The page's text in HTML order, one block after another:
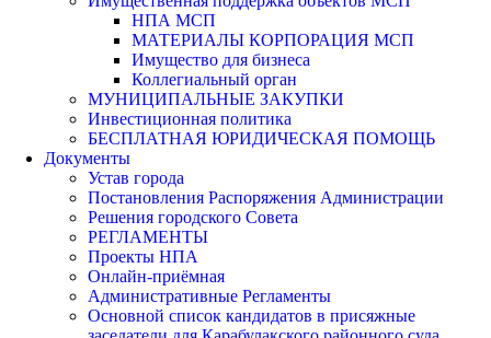
НПА МСП
МАТЕРИАЛЫ КОРПОРАЦИЯ МСП
Имущество для бизнеса
Коллегиальный орган
МУНИЦИПАЛЬНЫЕ ЗАКУПКИ
Инвестиционная политика
БЕСПЛАТНАЯ ЮРИДИЧЕСКАЯ ПОМОЩЬ
Документы
Устав города
Постановления Распоряжения Администрации
Решения городского Совета
РЕГЛАМЕНТЫ
Проекты НПА
Онлайн-приёмная
Административные Регламенты
Основной список кандидатов в присяжные